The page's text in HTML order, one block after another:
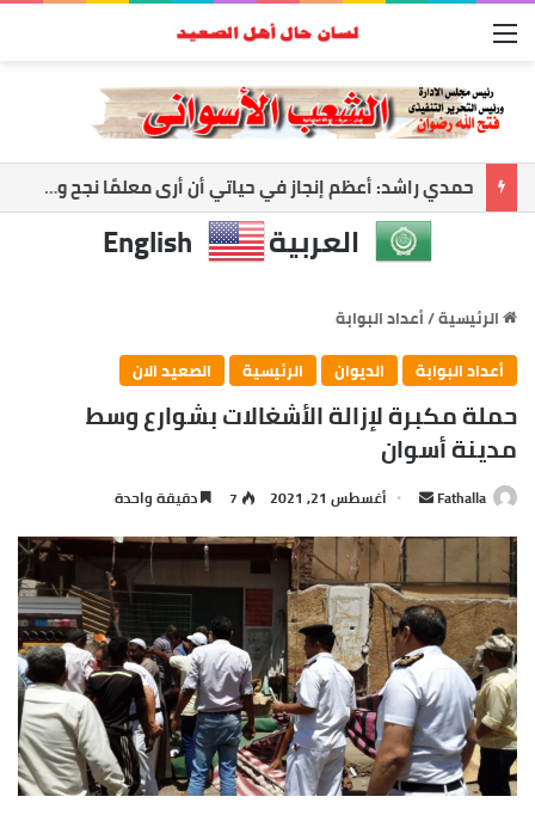
القائمة
أسوان تواجه العاصفة.. رفع الجاهزية وتعليق الملاحة لحماية المواطنين
العربية English
الرئيسية/أعداد البوابة
أعداد البوابة
الديوان الرئيسية الصعيد الان
حملة مكبرة لإزالة الأشغالات بشوارع وسط
مدينة أسوان
Fathalla
أرسل
إلكترونيا
أغسطس 21, 2021 7 دقيقة واحدة